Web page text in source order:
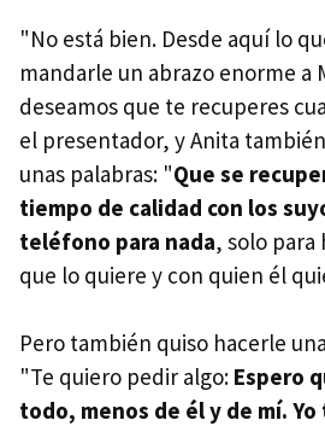
"No está bien. Desde aquí lo
mandarle un abrazo enorme a
deseamos que te recuperes
el presentador, y Anita
unas palabras: "Que se
tiempo de calidad con los
teléfono para nada, solo para
que lo quiere y con quien él
Pero también quiso hacerle
"Te quiero pedir algo: Espero
todo, menos de él y de mí.